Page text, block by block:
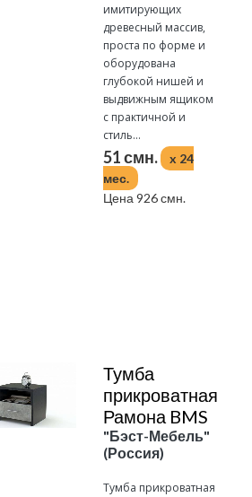
имитирующих
древесный массив,
проста по форме и
оборудована
глубокой нишей и
выдвижным ящиком
с практичной и
стиль...
51 смн.
x 24
мес.
Цена 926 смн.
Тумба
прикроватная
Рамона BMS
"Бэст-Мебель"
(Россия)
Тумба прикроватная